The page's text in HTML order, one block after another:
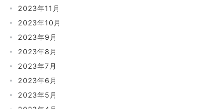
2023年11月
2023年10月
2023年9月
2023年8月
2023年7月
2023年6月
2023年5月